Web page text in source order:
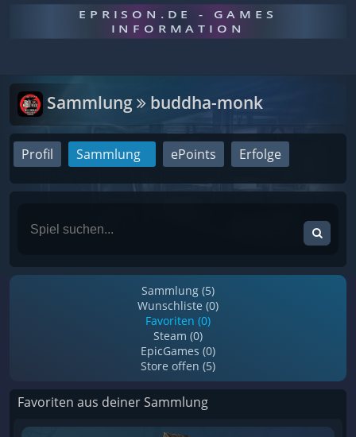
EPRISON.DE - GAMES
INFORMATION
Sammlung buddha-monk
Profil Sammlung ePoints Erfolge
Sammlung (5)
Wunschliste (0)
Favoriten (0)
Steam (0)
EpicGames (0)
Store offen (5)
Favoriten aus deiner Sammlung